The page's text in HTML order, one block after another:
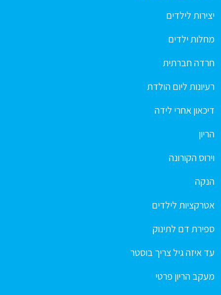
יצירות לילדים
מחלות ילדים
חרדה חברתית
רעיונות ליום הולדת
דיכאון אחרי לידה
הריון
וירוס הקורונה
הנקה
אטרקציות לילדים
ספירת דם לתינוק
עד איזה גיל צריך בוסטר
מעקב הריון פרטי